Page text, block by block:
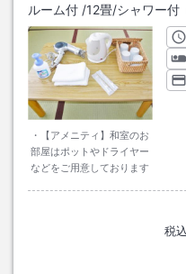
ルーム付 /12畳/シャワー付
・【アメニティ】和室のお
部屋はポットやドライヤー
などをご用意しております
税込